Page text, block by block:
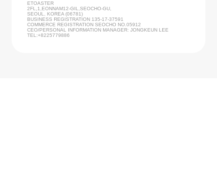
ETOASTER
2FL,1,EONNAM12-GIL,SEOCHO-GU,
SEOUL, KOREA (06781)
BUSINESS REGISTRATION 135-17-37591
COMMERCE REGISTRATION SEOCHO NO.05912
CEO/PERSONAL INFORMATION MANAGER: JONGKEUN LEE
TEL:+8225779886